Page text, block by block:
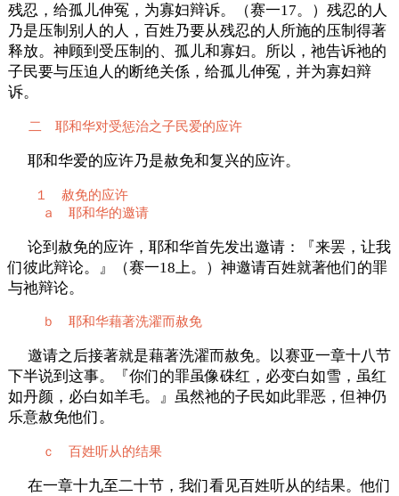
残忍，给孤儿伸冤，为寡妇辩诉。（赛一17。）残忍的人
乃是压制别人的人，百姓乃要从残忍的人所施的压制得著
释放。神顾到受压制的、孤儿和寡妇。所以，祂告诉祂的
子民要与压迫人的断绝关係，给孤儿伸冤，并为寡妇辩
诉。
二 耶和华对受惩治之子民爱的应许
耶和华爱的应许乃是赦免和复兴的应许。
１ 赦免的应许
ａ 耶和华的邀请
论到赦免的应许，耶和华首先发出邀请：『来罢，让我
们彼此辩论。』（赛一18上。）神邀请百姓就著他们的罪
与祂辩论。
ｂ 耶和华藉著洗濯而赦免
邀请之后接著就是藉著洗濯而赦免。以赛亚一章十八节
下半说到这事。『你们的罪虽像硃红，必变白如雪，虽红
如丹颜，必白如羊毛。』虽然祂的子民如此罪恶，但神仍
乐意赦免他们。
ｃ 百姓听从的结果
在一章十九至二十节，我们看见百姓听从的结果。他们